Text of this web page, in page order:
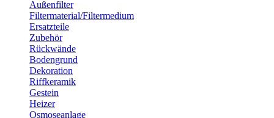
Außenfilter
Filtermaterial/Filtermedium
Ersatzteile
Zubehör
Rückwände
Bodengrund
Dekoration
Riffkeramik
Gestein
Heizer
Osmoseanlage